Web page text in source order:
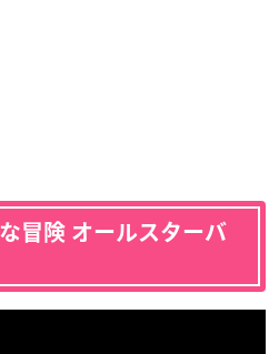
冒険 オールスターバ